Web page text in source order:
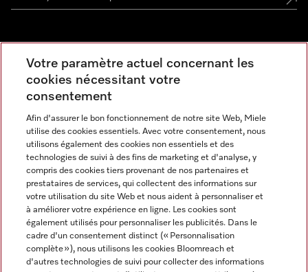
Découvrez la boutique Miele proche de chez vous
Newsletter
Miele sur Instagram
Miele sur Facebook
Miele sur Youtube
Votre paramètre actuel concernant les
cookies nécessitant votre
consentement
Afin d'assurer le bon fonctionnement de notre site Web, Miele
utilise des cookies essentiels. Avec votre consentement, nous
utilisons également des cookies non essentiels et des
technologies de suivi à des fins de marketing et d'analyse, y
compris des cookies tiers provenant de nos partenaires et
prestataires de services, qui collectent des informations sur
votre utilisation du site Web et nous aident à personnaliser et
à améliorer votre expérience en ligne. Les cookies sont
également utilisés pour personnaliser les publicités. Dans le
cadre d'un consentement distinct (« Personnalisation
complète »), nous utilisons les cookies Bloomreach et
d'autres technologies de suivi pour collecter des informations